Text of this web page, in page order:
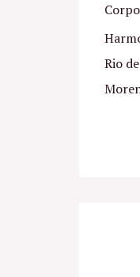
Rio